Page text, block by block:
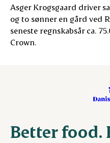
Asger Krogsgaard driver
og to sønner en gård ved
seneste regnskabsår ca.
Crown.
Better food.